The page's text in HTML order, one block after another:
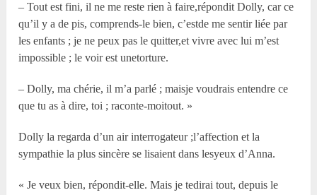
– Tout est fini, il ne me reste rien à faire,répondit Dolly, car ce
qu’il y a de pis, comprends-le bien, c’estde me sentir liée par
les enfants ; je ne peux pas le quitter,et vivre avec lui m’est
impossible ; le voir est unetorture.
– Dolly, ma chérie, il m’a parlé ; maisje voudrais entendre ce
que tu as à dire, toi ; raconte-moitout. »
Dolly la regarda d’un air interrogateur ;l’affection et la
sympathie la plus sincère se lisaient dans lesyeux d’Anna.
« Je veux bien, répondit-elle. Mais je tedirai tout, depuis le